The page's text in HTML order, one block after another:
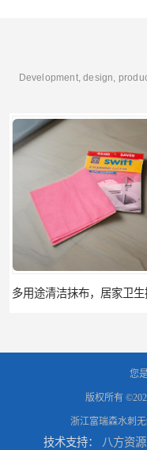
Development, design,
您
版权所有
浙江富瑞森水刺
技术支持： 八方资